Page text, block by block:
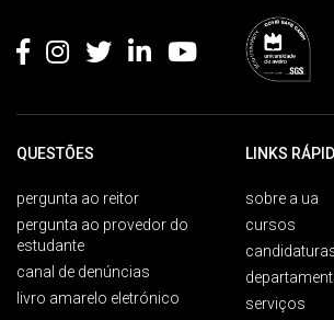
QUESTÕES
pergunta ao reitor
pergunta ao provedor do
estudante
canal de denúncias
livro amarelo eletrónico
LINKS
sobre a ua
cursos
serviços